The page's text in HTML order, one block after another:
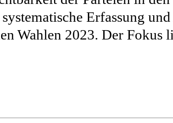
Erfassung
Wahlen 2023. Der Fokus